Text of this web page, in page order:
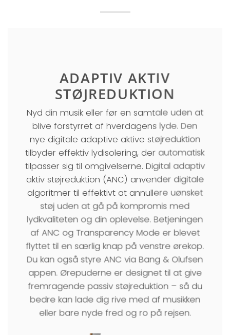
ADAPTIV AKTIV
STØJREDUKTION
Nyd din musik eller før en samtale uden at
blive forstyrret af hverdagens lyde. Den
nye digitale adaptive aktive støjreduktion
tilbyder effektiv lydisolering, der automatisk
tilpasser sig til omgivelserne. Digital adaptiv
aktiv støjreduktion (ANC) anvender digitale
algoritmer til effektivt at annullere uønsket
støj uden at gå på kompromis med
lydkvaliteten og din oplevelse. Betjeningen
af ANC og Transparency Mode er blevet
flyttet til en særlig knap på venstre ørekop.
Du kan også styre ANC via Bang & Olufsen
appen. Ørepuderne er designet til at give
fremragende passiv støjreduktion – så du
bedre kan lade dig rive med af musikken
eller bare nyde fred og ro på rejsen.